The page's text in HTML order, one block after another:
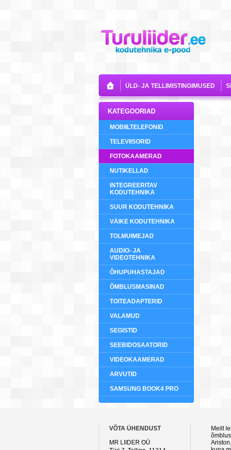
ÜLD- JA TELLIMISTINGIMUSED
KATEGOORIAD
MOBIILTELEFONID
TELEVIISORID
FOTOKAAMERAD
NUTIKELLAD
INTEGREERITAV
KODUTEHNIKA
SUUR KODUTEHNIKA
VÄIKE KODUTEHNIKA
TOLMUIMEJAD
AUDIO- JA
VIDEOTEHNIKA
ÕHUPUHASTAJAD
ÕMBLUSMASINAD
TOITEADAPTERID
VALAMUD
SEGISTID
SEEBIDOSAATORID
VIDEOKAAMERAD
ARVUTID
SAMSUNG BOOK4 PRO
VÕTA ÜHENDUST
MR LIIDER OÜ
Meilt